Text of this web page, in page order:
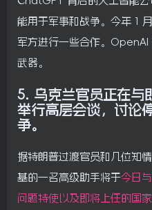
能用于军事和战争。今年 1
军方进行一些合作。
武器。
5. 乌克兰官员正在与
举行高层会谈，讨论
争。
据特朗普过渡官员和几位知
基的一名高级助手将于今日
问题特使以及即将上任的国